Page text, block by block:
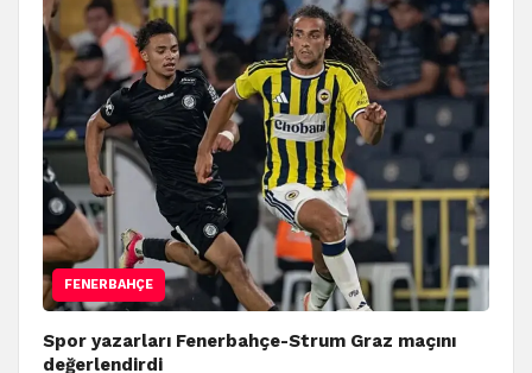
FENERBAHÇE
Spor yazarları Fenerbahçe-Strum Graz maçını
değerlendirdi